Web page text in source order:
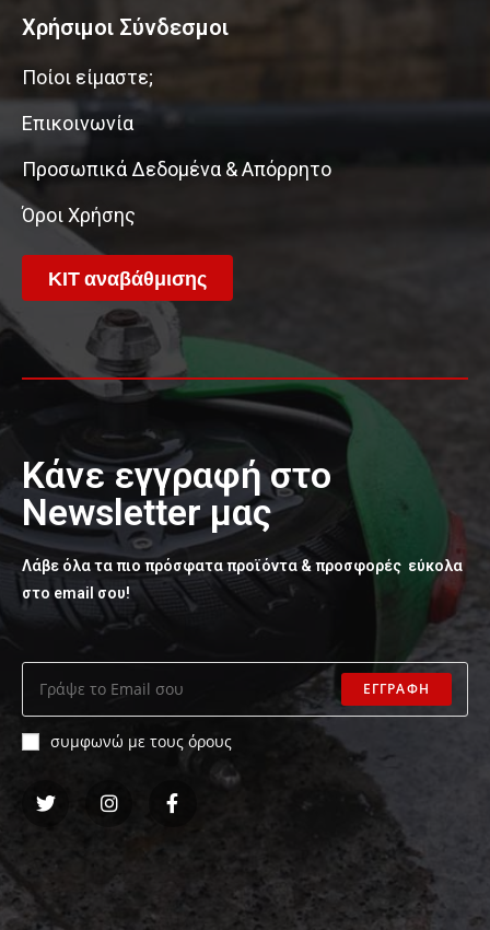
Χρήσιμοι Σύνδεσμοι
Ποίοι είμαστε;
Επικοινωνία
Προσωπικά Δεδομένα & Απόρρητο
Όροι Χρήσης
ΚΙΤ αναβάθμισης
Κάνε εγγραφή στο
Newsletter μας
Λάβε όλα τα πιο πρόσφατα προϊόντα & προσφορές εύκολα
στο email σου!
ΕΓΓΡΑΦΗ
συμφωνώ με τους όρους